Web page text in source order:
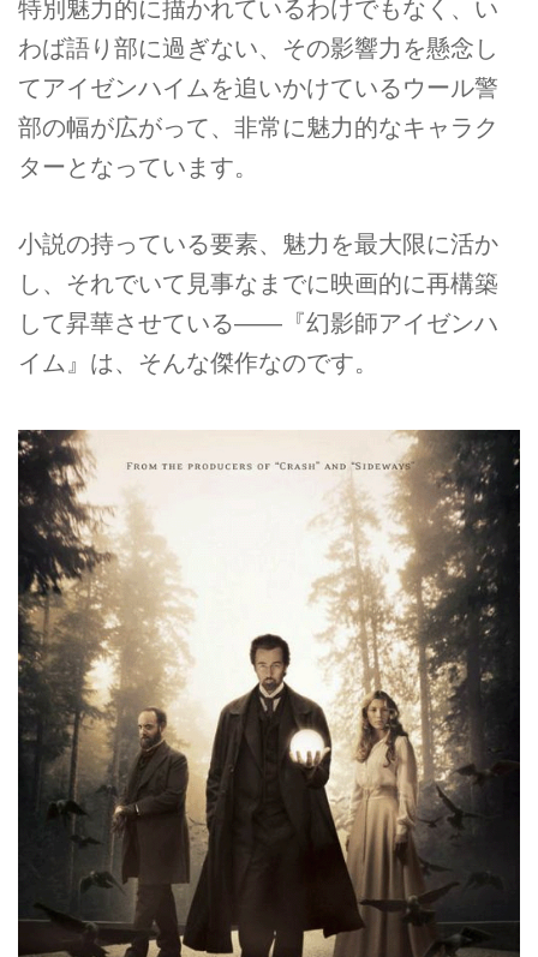
特別魅力的に描かれているわけでもなく、い
わば語り部に過ぎない、その影響力を懸念し
てアイゼンハイムを追いかけているウール警
部の幅が広がって、非常に魅力的なキャラク
ターとなっています。
小説の持っている要素、魅力を最大限に活か
し、それでいて見事なまでに映画的に再構築
して昇華させている――『幻影師アイゼンハ
イム』は、そんな傑作なのです。